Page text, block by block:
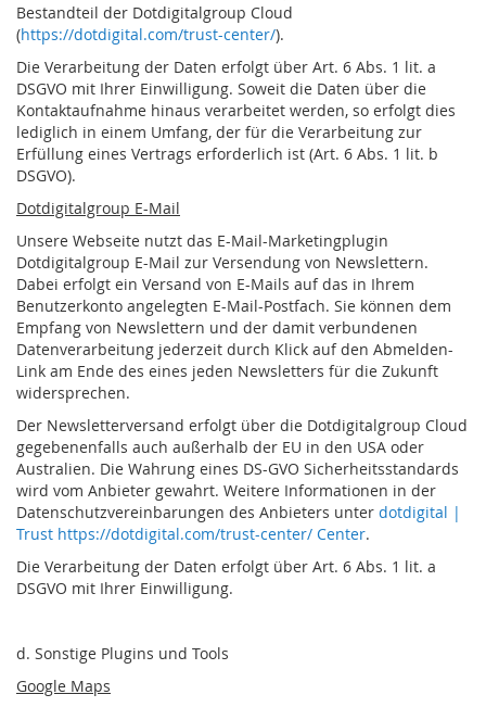
Bestandteil der Dotdigitalgroup Cloud
(https://dotdigital.com/trust-center/).
Die Verarbeitung der Daten erfolgt über Art. 6 Abs. 1 lit. a
DSGVO mit Ihrer Einwilligung. Soweit die Daten über die
Kontaktaufnahme hinaus verarbeitet werden, so erfolgt dies
lediglich in einem Umfang, der für die Verarbeitung zur
Erfüllung eines Vertrags erforderlich ist (Art. 6 Abs. 1 lit. b
DSGVO).
Dotdigitalgroup E-Mail
Unsere Webseite nutzt das E-Mail-Marketingplugin
Dotdigitalgroup E-Mail zur Versendung von Newslettern.
Dabei erfolgt ein Versand von E-Mails auf das in Ihrem
Benutzerkonto angelegten E-Mail-Postfach. Sie können dem
Empfang von Newslettern und der damit verbundenen
Datenverarbeitung jederzeit durch Klick auf den Abmelden-
Link am Ende des eines jeden Newsletters für die Zukunft
widersprechen.
Der Newsletterversand erfolgt über die Dotdigitalgroup Cloud
gegebenenfalls auch außerhalb der EU in den USA oder
Australien. Die Wahrung eines DS-GVO Sicherheitsstandards
wird vom Anbieter gewahrt. Weitere Informationen in der
Datenschutzvereinbarungen des Anbieters unter dotdigital |
Trust https://dotdigital.com/trust-center/ Center.
Die Verarbeitung der Daten erfolgt über Art. 6 Abs. 1 lit. a
DSGVO mit Ihrer Einwilligung.
d. Sonstige Plugins und Tools
Google Maps